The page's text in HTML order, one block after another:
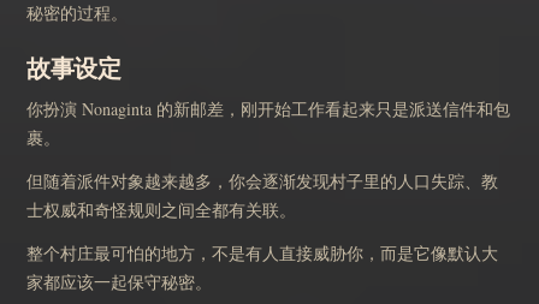
秘密的过程。
故事设定
你扮演 Nonaginta 的新邮差，刚开始工作看起来只是派送信件和包
裹。
但随着派件对象越来越多，你会逐渐发现村子里的人口失踪、教
士权威和奇怪规则之间全都有关联。
整个村庄最可怕的地方，不是有人直接威胁你，而是它像默认大
家都应该一起保守秘密。